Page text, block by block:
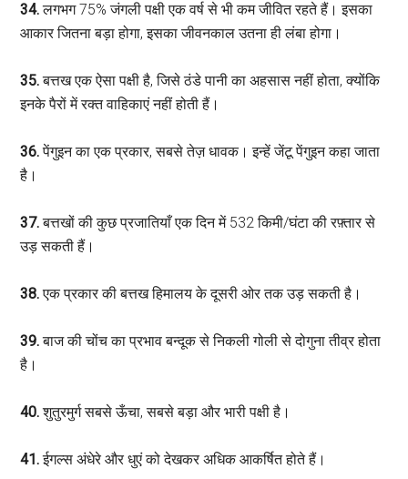
34.लगभग 75% जंगली पक्षी एक वर्ष से भी कम जीवित रहते हैं। इसका
आकार जितना बड़ा होगा, इसका जीवनकाल उतना ही लंबा होगा।
35.बत्तख एक ऐसा पक्षी है, जिसे ठंडे पानी का अहसास नहीं होता, क्योंकि
इनके पैरों में रक्त वाहिकाएं नहीं होती हैं।
36.पेंगुइन का एक प्रकार, सबसे तेज़ धावक। इन्हें जेंटू पेंगुइन कहा जाता
है।
37.बत्तखों की कुछ प्रजातियाँ एक दिन में 532 किमी/घंटा की रफ़्तार से
उड़ सकती हैं।
38.एक प्रकार की बत्तख हिमालय के दूसरी ओर तक उड़ सकती है।
39.बाज की चोंच का प्रभाव बन्दूक से निकली गोली से दोगुना तीव्र होता
है।
40.शुतुरमुर्ग सबसे ऊँचा, सबसे बड़ा और भारी पक्षी है।
41.ईगल्स अंधेरे और धुएं को देखकर अधिक आकर्षित होते हैं।